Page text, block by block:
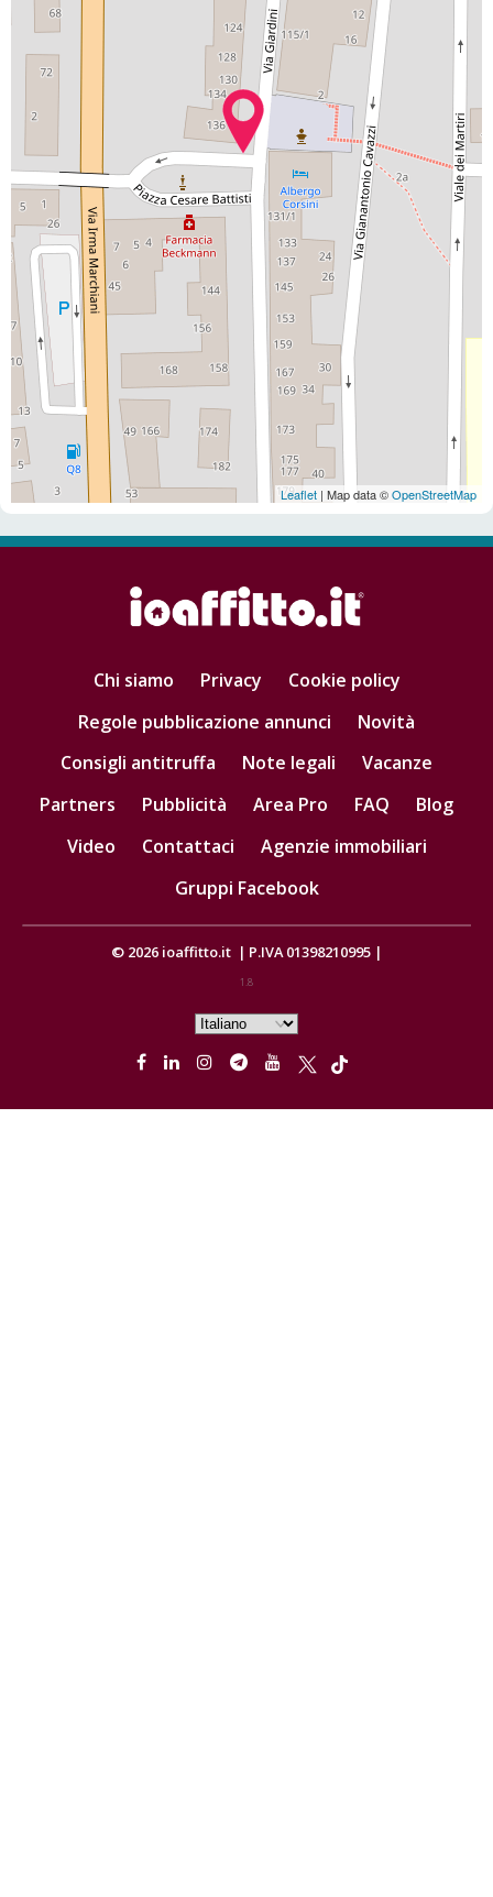
Leaflet | Map data ©OpenStreetMap
Chi siamo Privacy
Cookie policy
Regole pubblicazione annunci
Novità
Consigli antitruffa
Note legali
Vacanze
Partners
Pubblicità Area Pro FAQ
Blog
Video
Contattaci
Agenzie immobiliari
Gruppi Facebook
© 2026 ioaffitto.it | P.IVA 01398210995 |
1.8